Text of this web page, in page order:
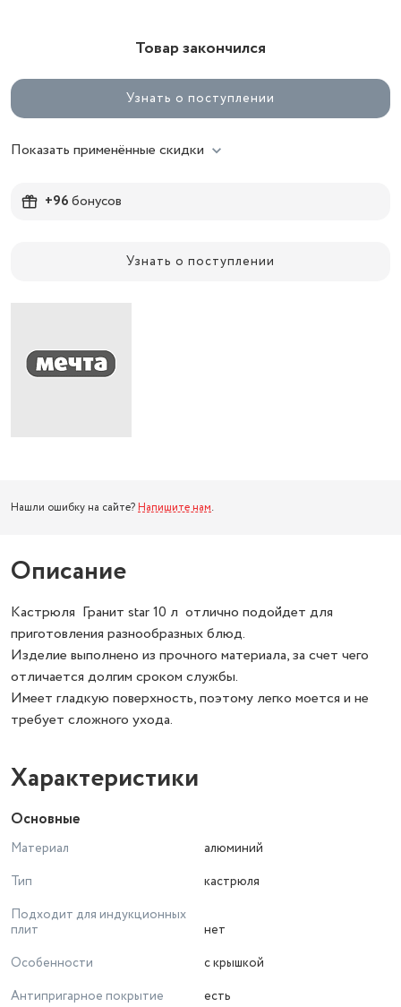
Товар закончился
Узнать о поступлении
Показать применённые скидки
+96бонусов
Узнать о поступлении
Нашли ошибку на сайте? Напишите нам.
Описание
Кастрюля Гранит star 10 л отлично подойдет для
приготовления разнообразных блюд.
Изделие выполнено из прочного материала, за счет чего
отличается долгим сроком службы.
Имеет гладкую поверхность, поэтому легко моется и не
требует сложного ухода.
Характеристики
Основные
Материал
алюминий
Тип
кастрюля
Подходит для индукционных
плит
нет
Особенности
с крышкой
Антипригарное покрытие
есть